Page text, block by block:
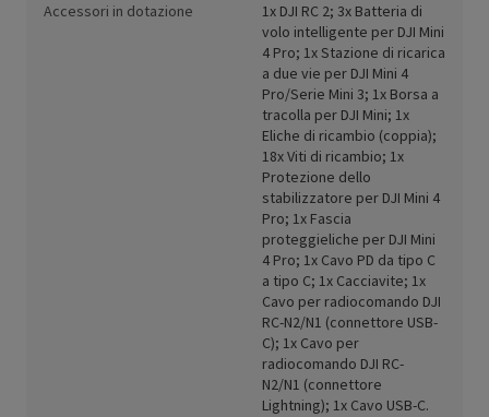
Accessori in dotazione
1x DJI RC 2; 3x Batteria di
volo intelligente per DJI Mini
4 Pro; 1x Stazione di ricarica
a due vie per DJI Mini 4
Pro/Serie Mini 3; 1x Borsa a
tracolla per DJI Mini; 1x
Eliche di ricambio (coppia);
18x Viti di ricambio; 1x
Protezione dello
stabilizzatore per DJI Mini 4
Pro; 1x Fascia
proteggieliche per DJI Mini
4 Pro; 1x Cavo PD da tipo C
a tipo C; 1x Cacciavite; 1x
Cavo per radiocomando DJI
RC-N2/N1 (connettore USB-
C); 1x Cavo per
radiocomando DJI RC-
N2/N1 (connettore
Lightning); 1x Cavo USB-C.